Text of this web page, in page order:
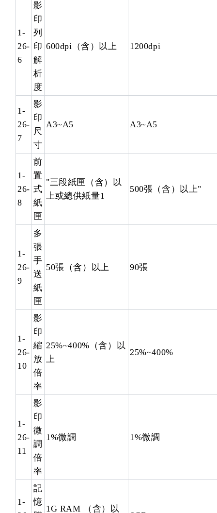
1-
26-
6
影
印
列
印
解
析
度
600dpi（含）以上 1200dpi
1-
26-
7
影
印
尺
寸
A3~A5 A3~A5
1-
26-
8
前
置
式
紙
匣
"三段紙匣（含）以
上或總供紙量1
500張（含）以上"
1-
26-
9
多
張
手
送
紙
匣
50張（含）以上 90張
1-
26-
10
影
印
縮
放
倍
率
25%~400%（含）以
上
25%~400%
1-
26-
11
影
印
微
調
倍
率
1%微調 1%微調
1-
記
憶
1G RAM （含）以